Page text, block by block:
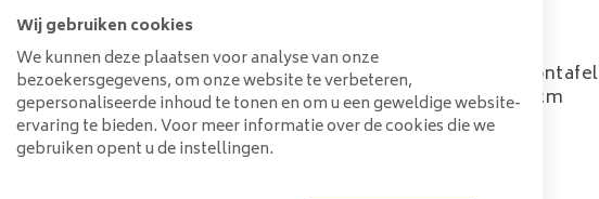
Materiaal
Teak
Hout
Staal
Industry salontafel
100x100cm
539,00
Wij gebruiken cookies
We kunnen deze plaatsen voor analyse van onze
bezoekersgegevens, om onze website te verbeteren,
gepersonaliseerde inhoud te tonen en om u een geweldige website-
ervaring te bieden. Voor meer informatie over de cookies die we
gebruiken opent u de instellingen.